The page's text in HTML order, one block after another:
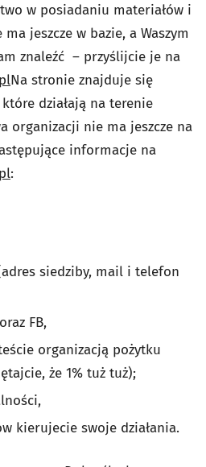
w posiadaniu materiałów i
jeszcze w bazie, a Waszym
znaleźć – przyślijcie je na
Na stronie znajduje się
działają na terenie
organizacji nie ma jeszcze na
informacje na
:
siedziby, mail i telefon
FB,
organizacją pożytku
że 1% tuż tuż);
kierujecie swoje działania.